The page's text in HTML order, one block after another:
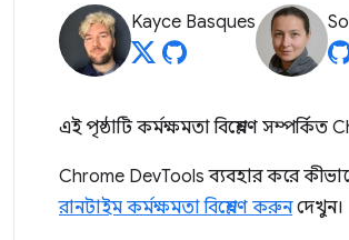
Kayce Basques
এই পৃষ্ঠাটি কর্মক্ষমতা বিশ্লেষণ
Chrome DevTools ব্যবহার করে
রানটাইম কর্মক্ষমতা বিশ্লেষণ করুনদেখুন।